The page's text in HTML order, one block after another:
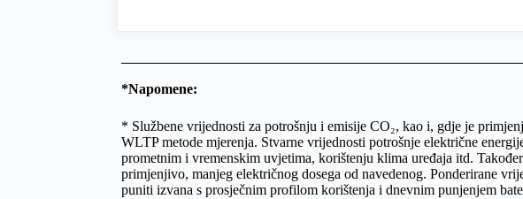
*Napomene:
* Službene vrijednosti za potrošnju i emisije CO₂, kao i, gdje je
WLTP metode mjerenja. Stvarne vrijednosti potrošnje električne
prometnim i vremenskim uvjetima, korištenju klima uređaja itd.
primjenjivo, manjeg električnog dosega od navedenog. Ponderirane
puniti izvana s prosječnim profilom korištenja i dnevnim punjenjem